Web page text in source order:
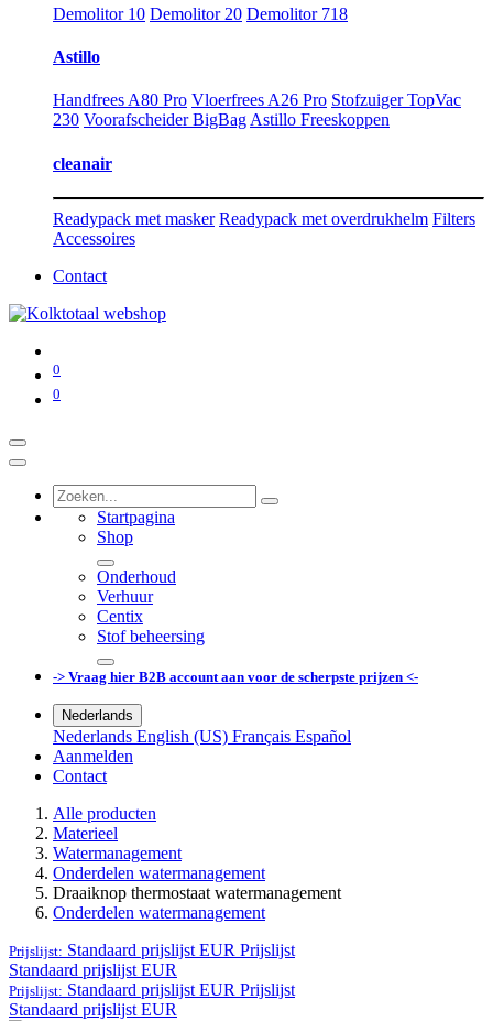
Demolitor 10 Demolitor 20 Demolitor 718
Astillo
Handfrees A80 Pro Vloerfrees A26 Pro Stofzuiger TopVac
230 Voorafscheider BigBag Astillo Freeskoppen
cleanair
Readypack met masker Readypack met overdrukhelm Filters
Accessoires
Contact
0
0
Startpagina
Shop
Onderhoud
Verhuur
Centix
Stof beheersing
-> Vraag hier B2B account aan voor de scherpste prijzen <-
Nederlands
Nederlands English (US) Français Español
Aanmelden
Contact
Alle producten
Materieel
Watermanagement
Onderdelen watermanagement
Draaiknop thermostaat watermanagement
Onderdelen watermanagement
Prijslijst: Standaard prijslijst EUR Prijslijst
Standaard prijslijst EUR
Prijslijst: Standaard prijslijst EUR Prijslijst
Standaard prijslijst EUR